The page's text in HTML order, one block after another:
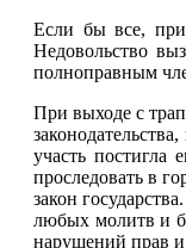
Если бы все,
Недовольство
полноправным
При выходе с
участь
проследовать в
закон
любых молитв и
нарушений прав и